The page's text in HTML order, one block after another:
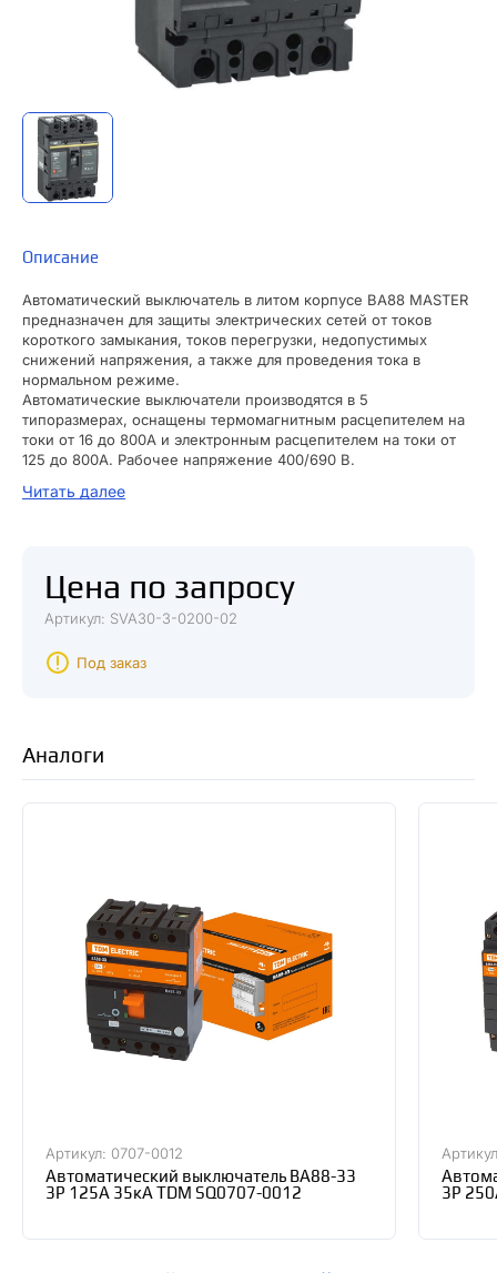
Описание
Автоматический выключатель в литом корпусе ВА88 MASTER
предназначен для защиты электрических сетей от токов
короткого замыкания, токов перегрузки, недопустимых
снижений напряжения, а также для проведения тока в
нормальном режиме.
Автоматические выключатели производятся в 5
типоразмерах, оснащены термомагнитным расцепителем на
токи от 16 до 800А и электронным расцепителем на токи от
125 до 800А. Рабочее напряжение 400/690 В.
возможность самостоятельной установки дополнительных
Читать далее
Цена по запросу
Артикул: SVA30-3-0200-02
Под заказ
Аналоги
Артикул: 0707-0012
Автоматический выключатель ВА88-33
3Р 125А 35кА TDM SQ0707-0012
3Р